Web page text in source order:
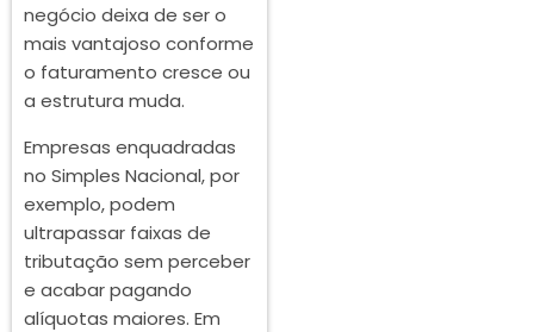
negócio deixa de ser o
mais vantajoso conforme
o faturamento cresce ou
a estrutura muda.
Empresas enquadradas
no Simples Nacional, por
exemplo, podem
ultrapassar faixas de
tributação sem perceber
e acabar pagando
alíquotas maiores. Em